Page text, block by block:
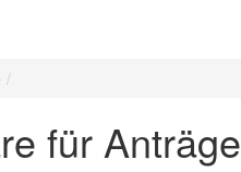
für Anträge